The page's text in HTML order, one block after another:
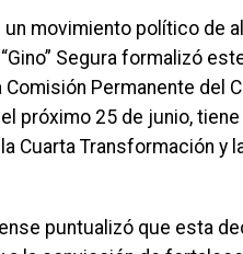
un movimiento político
Segura formalizó
Permanente del
próximo 25 de junio,
Cuarta Transformación y
puntualizó que esta